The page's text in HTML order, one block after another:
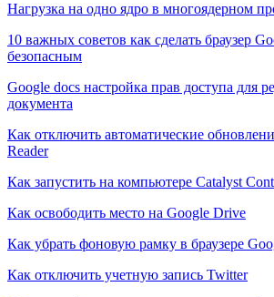
Нагрузка на одно ядро в многоядерном
10 важных советов как сделать браузер
безопасным
Google docs настройка прав доступа для
документа
Как отключить автоматические
Reader
Как запустить на компьютере Catalyst
Как освободить место на Google Drive
Как убрать фоновую рамку в браузере
Как отключить учетную запись Twitter